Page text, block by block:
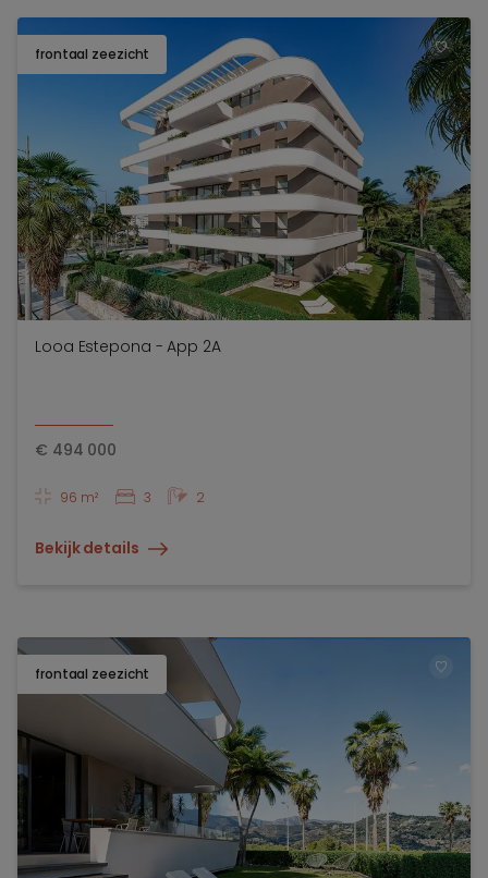
frontaal zeezicht
Looa Estepona - App 2A
€ 494 000
96 m² 3 2
Bekijk details
frontaal zeezicht